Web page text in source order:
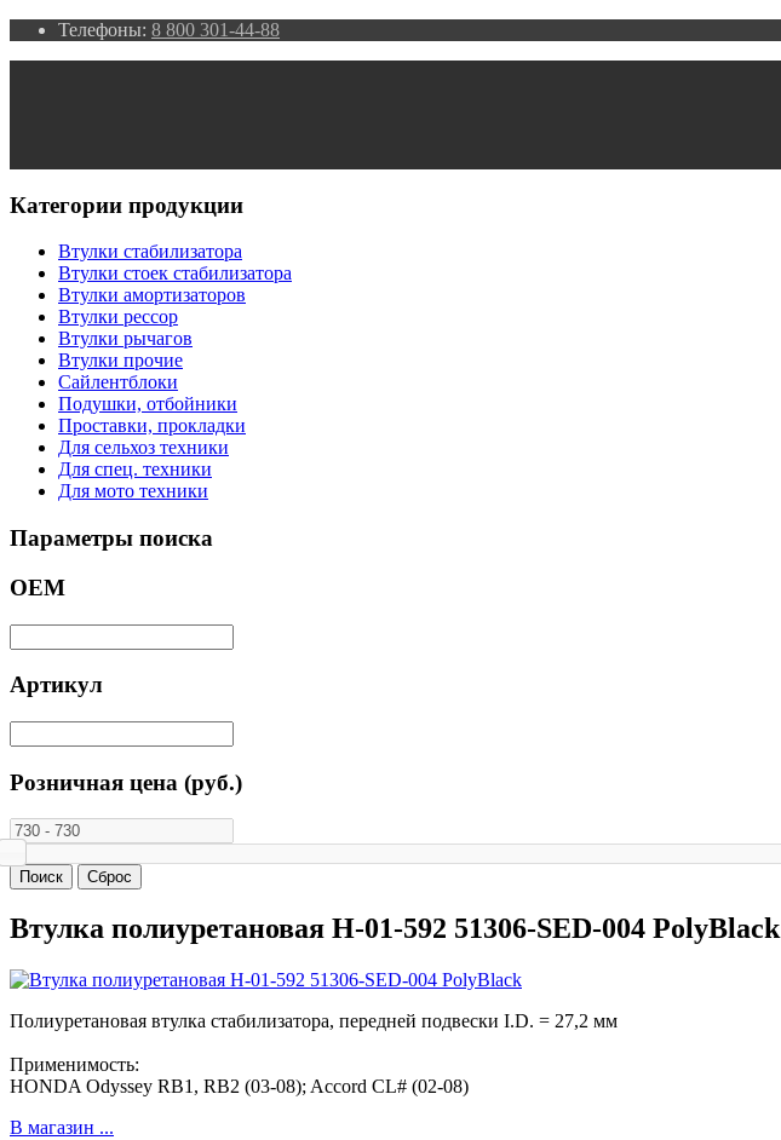
Телефоны: 8 800 301-44-88
Категории продукции
Втулки стабилизатора
Втулки стоек стабилизатора
Втулки амортизаторов
Втулки рессор
Втулки рычагов
Втулки прочие
Сайлентблоки
Подушки, отбойники
Проставки, прокладки
Для сельхоз техники
Для спец. техники
Для мото техники
Параметры поиска
ОЕМ
Артикул
Розничная цена (руб.)
Втулка полиуретановая H-01-592 51306-SED-004 PolyBlack
Полиуретановая втулка стабилизатора, передней подвески I.D. = 27,2 мм
Применимость:
HONDA Odyssey RB1, RB2 (03-08); Accord CL# (02-08)
В магазин ...